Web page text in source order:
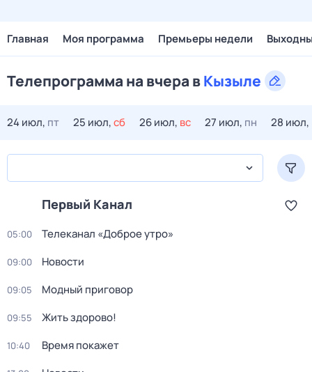
Главная Моя программа Премьеры недели
Телепрограмма на вчера вКызыле
24 июл, пт 25 июл,сб 26 июл, вс 27 июл, пн 28 июл,
Первый Канал
05:00 Телеканал «Доброе утро»
09:00 Новости
09:05 Модный приговор
09:55 Жить здорово!
10:40 Время покажет